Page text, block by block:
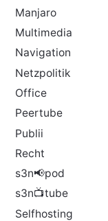
Manjaro
Multimedia
Navigation
Netzpolitik
Office
Peertube
Publii
Recht
s3n📢pod
s3n📺tube
Selfhosting